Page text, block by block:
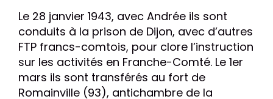
Le 28 janvier 1943, avec Andrée ils sont
conduits à la prison de Dijon, avec d’autres
FTP francs-comtois, pour clore l’instruction
sur les activités en Franche-Comté. Le 1er
mars ils sont transférés au fort de
Romainville (93), antichambre de la